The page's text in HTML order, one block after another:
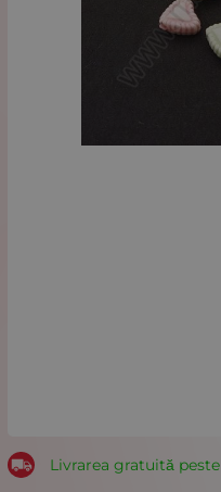
Livrarea gratuită peste